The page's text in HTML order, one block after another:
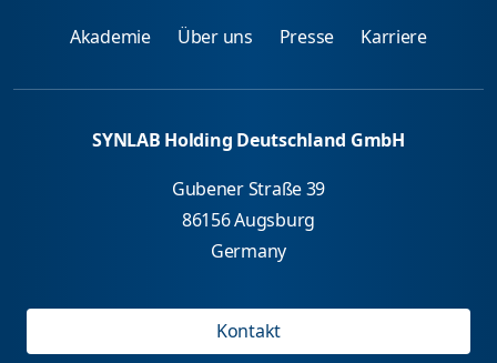
Akademie Über uns Presse Karriere
SYNLAB Holding Deutschland GmbH
Gubener Straße 39
86156 Augsburg
Germany
Kontakt